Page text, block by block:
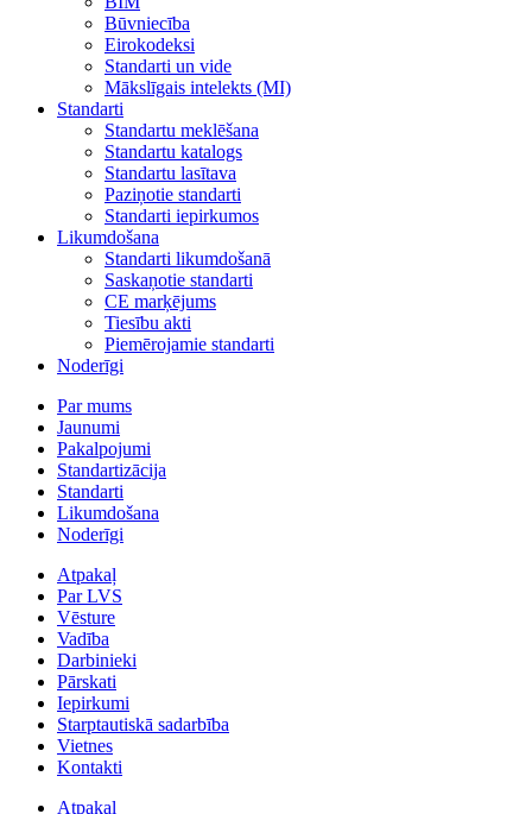
Būvniecība
Eirokodeksi
Standarti un vide
Mākslīgais intelekts (MI)
Standarti
Standartu meklēšana
Standartu katalogs
Standartu lasītava
Paziņotie standarti
Standarti iepirkumos
Likumdošana
Standarti likumdošanā
Saskaņotie standarti
CE marķējums
Tiesību akti
Piemērojamie standarti
Noderīgi
Par mums
Jaunumi
Pakalpojumi
Standartizācija
Standarti
Likumdošana
Noderīgi
Atpakaļ
Par LVS
Vēsture
Vadība
Darbinieki
Pārskati
Iepirkumi
Starptautiskā sadarbība
Vietnes
Kontakti
Atpakaļ